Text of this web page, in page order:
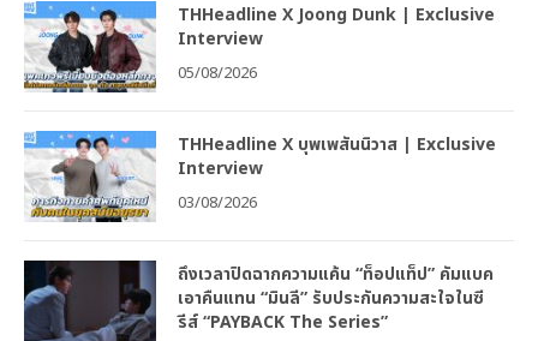
THHeadline X Joong Dunk | Exclusive
Interview
05/08/2026
THHeadline X บุพเพสันนิวาส | Exclusive
Interview
03/08/2026
ถึงเวลาปิดฉากความแค้น “ท็อปแท็ป” คัมแบค
เอาคืนแทน “มินลี” รับประกันความสะใจในซี
รีส์ “PAYBACK The Series”